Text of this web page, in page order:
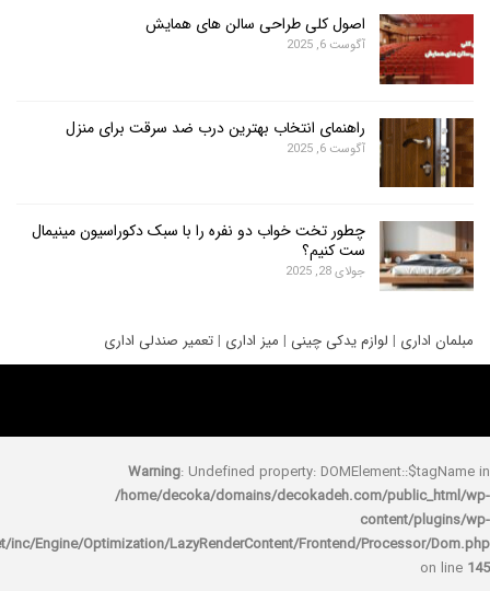
اصول کلی طراحی سالن های همایش
آگوست 6, 2025
راهنمای انتخاب بهترین درب ضد سرقت برای منزل
آگوست 6, 2025
چطور تخت خواب دو نفره را با سبک دکوراسیون مینیمال
ست کنیم؟
جولای 28, 2025
|لوازم یدکی چینی|میز اداری| تعمیر صندلی اداری
Warning: Undefined property:
/home/decoka/domains/decokadeh.com/
rocket/inc/Engine/Optimization/LazyRenderContent/Frontend/